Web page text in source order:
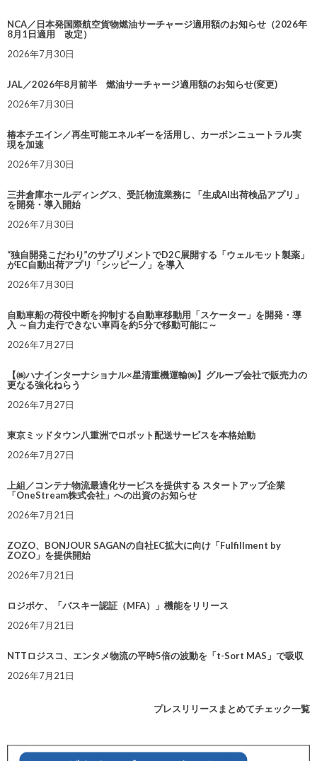
NCA／日本発国際航空貨物燃油サーチャージ適用額のお知らせ（2026年
8月1日適用 改定）
2026年7月30日
JAL／2026年8月前半 燃油サーチャージ適用額のお知らせ(変更)
2026年7月30日
椿本チエイン／再生可能エネルギーを活用し、カーボンニュートラル実
現を加速
2026年7月30日
三井倉庫ホールディングス、受託物流業務に 「生成AI出荷検品アプリ」
を開発・導入開始
2026年7月30日
“独自開発こだわり”のサプリメントでD2C展開する「ウェルモット製薬」
がEC自動出荷アプリ「シッピーノ」を導入
2026年7月30日
自動車船の荷役中断を抑制する自動車移動用「スケーター」を開発・導
入 ～自力走行できない車両を約5分で移動可能に～
2026年7月27日
【㈱ハナインターナショナル×星清重機運輸㈱】グループ会社で販売力の
更なる強化ねらう
2026年7月27日
東京ミッドタウン八重洲でロボット配送サービスを本格始動
2026年7月27日
上組／コンテナ物流最適化サービスを提供する スタートアップ企業
「OneStream株式会社」への出資のお知らせ
2026年7月21日
ZOZO、BONJOUR SAGANの自社EC拡大に向け「Fulfillment by
ZOZO」を提供開始
2026年7月21日
ロジポケ、「パスキー認証（MFA）」機能をリリース
2026年7月21日
NTTロジスコ、エンタメ物流の平時5倍の波動を「t-Sort MAS」で吸収
2026年7月21日
プレスリリースまとめてチェック一覧